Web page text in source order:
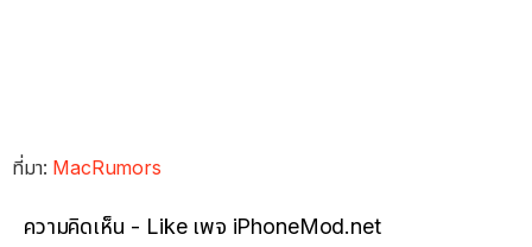
ที่มา: MacRumors
ความคิดเห็น - Like เพจ iPhoneMod.net